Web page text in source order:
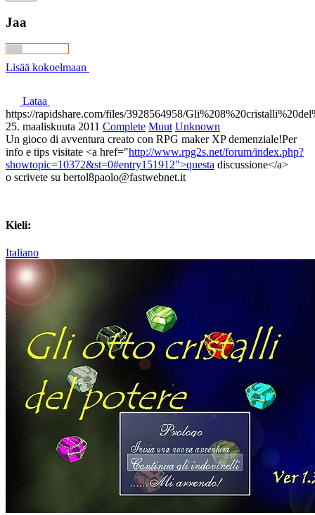
Jaa
Lisää kokoelmaan
Lataa
https://rapidshare.com/files/3928564958/
25. maaliskuuta 2011 Complete Muut Unknown
Un gioco di avventura creato con RPG maker XP demenziale!Per
info e tips visitate <a href="http://www.rpg2s.net/forum/index.php?
showtopic=10372&st=0#entry151912">questa discussione</a>
o scrivete su bertol8paolo@fastwebnet.it
Kieli:
Italiano